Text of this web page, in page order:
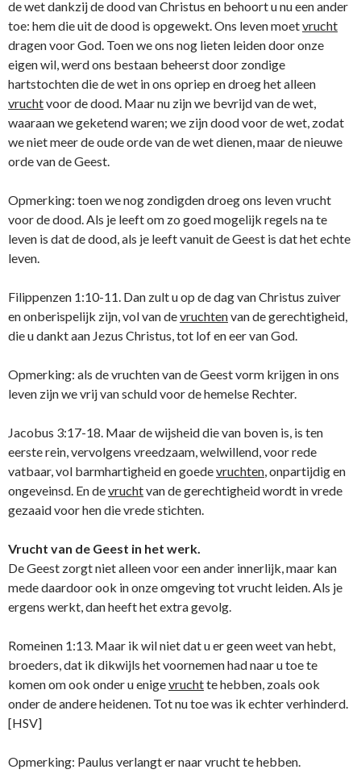
de wet dankzij de dood van Christus en behoort u nu een ander
toe: hem die uit de dood is opgewekt. Ons leven moetvrucht
dragen voor God. Toen we ons nog lieten leiden door onze
eigen wil, werd ons bestaan beheerst door zondige
hartstochten die de wet in ons opriep en droeg het alleen
vruchtvoor de dood. Maar nu zijn we bevrijd van de wet,
waaraan we geketend waren; we zijn dood voor de wet, zodat
we niet meer de oude orde van de wet dienen, maar de nieuwe
orde van de Geest.
Opmerking: toen we nog zondigden droeg ons leven vrucht
voor de dood. Als je leeft om zo goed mogelijk regels na te
leven is dat de dood, als je leeft vanuit de Geest is dat het echte
leven.
Filippenzen 1:10-11. Dan zult u op de dag van Christus zuiver
en onberispelijk zijn, vol van devruchtenvan de gerechtigheid,
die u dankt aan Jezus Christus, tot lof en eer van God.
Opmerking: als de vruchten van de Geest vorm krijgen in ons
leven zijn we vrij van schuld voor de hemelse Rechter.
Jacobus 3:17-18. Maar de wijsheid die van boven is, is ten
eerste rein, vervolgens vreedzaam, welwillend, voor rede
vatbaar, vol barmhartigheid en goedevruchten, onpartijdig en
ongeveinsd. En devruchtvan de gerechtigheid wordt in vrede
gezaaid voor hen die vrede stichten.
Vrucht van de Geest in het werk.
De Geest zorgt niet alleen voor een ander innerlijk, maar kan
mede daardoor ook in onze omgeving tot vrucht leiden. Als je
ergens werkt, dan heeft het extra gevolg.
Romeinen 1:13. Maar ik wil niet dat u er geen weet van hebt,
broeders, dat ik dikwijls het voornemen had naar u toe te
komen om ook onder u enigevruchtte hebben, zoals ook
onder de andere heidenen. Tot nu toe was ik echter verhinderd.
[HSV]
Opmerking: Paulus verlangt er naar vrucht te hebben.